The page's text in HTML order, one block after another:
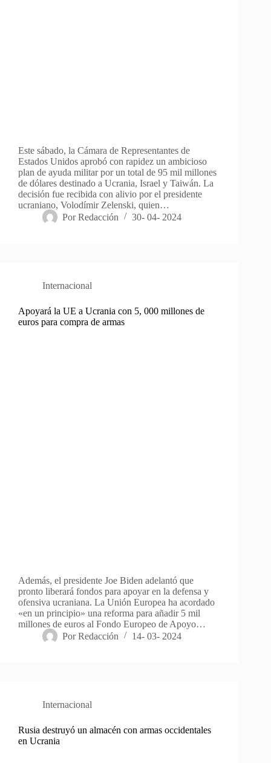
Este sábado, la Cámara de Representantes de
Estados Unidos aprobó con rapidez un ambicioso
plan de ayuda militar por un total de 95 mil millones
de dólares destinado a Ucrania, Israel y Taiwán. La
decisión fue recibida con alivio por el presidente
ucraniano, Volodímir Zelenski, quien…
Por Redacción 30- 04- 2024
Internacional
Apoyará la UE a Ucrania con 5, 000 millones de
euros para compra de armas
Además, el presidente Joe Biden adelantó que
pronto liberará fondos para apoyar en la defensa y
ofensiva ucraniana. La Unión Europea ha acordado
«en un principio» una reforma para añadir 5 mil
millones de euros al Fondo Europeo de Apoyo…
Por Redacción 14- 03- 2024
Internacional
Rusia destruyó un almacén con armas occidentales
en Ucrania